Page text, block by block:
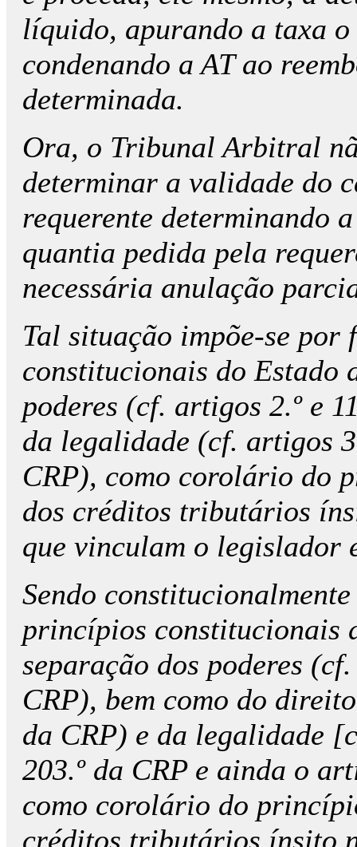
líquido, apurando a taxa
condenando a AT ao
determinada.
Ora, o Tribunal Arbitral
determinar a validade do
requerente determinando
quantia pedida pela
necessária anulação
Tal situação impõe-se
constitucionais do Estado
poderes (cf. artigos 2.º e
da legalidade (cf. artigos
CRP), como corolário do
dos créditos tributários
que vinculam o legislador
Sendo
princípios constitucionais
separação dos poderes
CRP), bem como do
da CRP) e da legalidade
203.º da CRP e ainda o
como corolário do
créditos tributários ínsito